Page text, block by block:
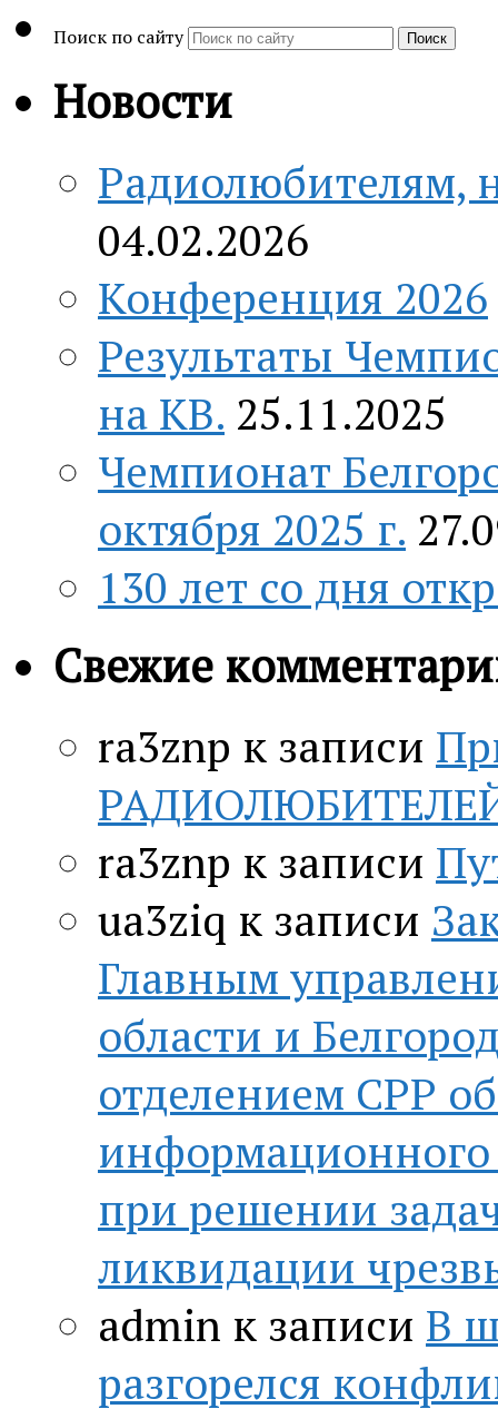
Поиск по сайту Поиск
Новости
Радиолюбителям,
04.02.2026
Конференция 2026
Результаты
на КВ. 25.11.2025
Чемпионат
октября 2025 г.
130 лет со дня
Свежие
ra3znp к записи
РАДИОЛЮБИТЕЛЕЙ
ra3znp к записи
ua3ziq к записи
Главным
области и
отделением СРР
информационного
при решении
ликвидации
admin к записи В
разгорелся